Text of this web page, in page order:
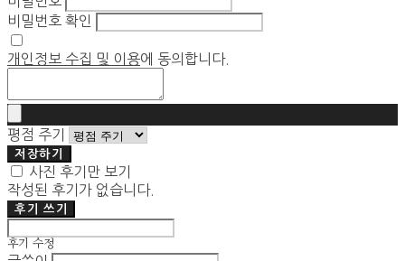
비밀번호 확인
개인정보 수집 및 이용에 동의합니다.
평점 주기
저장하기
사진 후기만 보기
작성된 후기가 없습니다.
후기 쓰기
후기 수정